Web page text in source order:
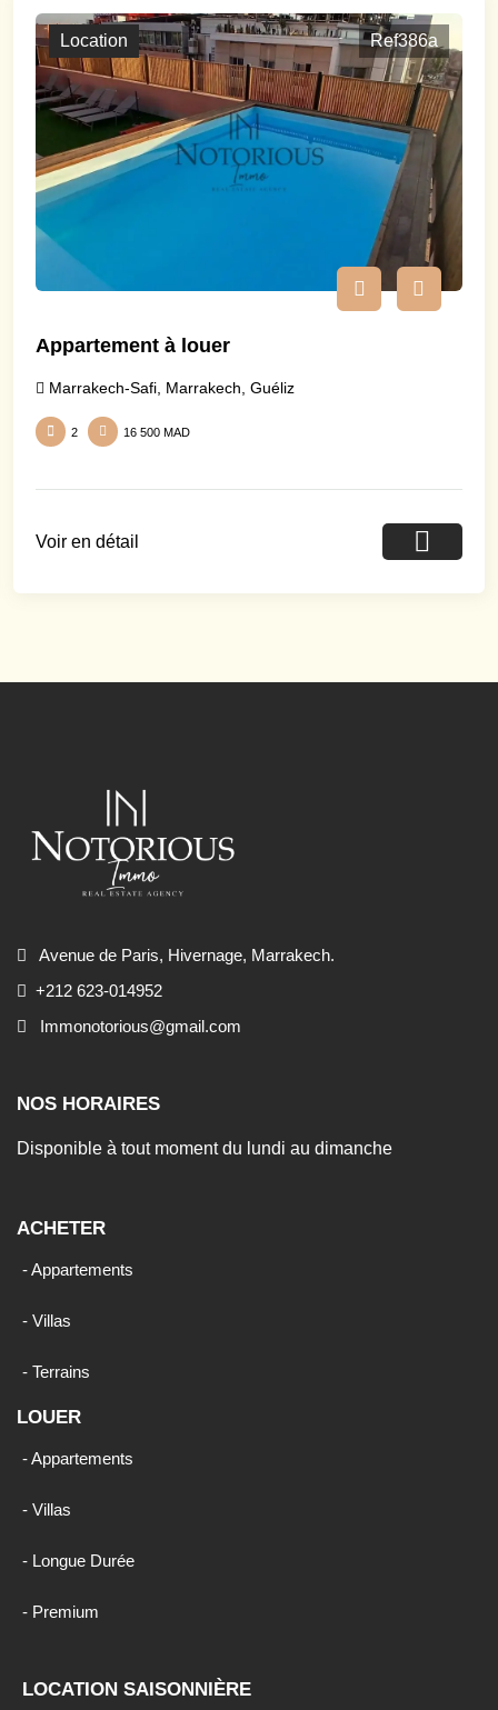
Location Ref386a
Appartement à louer
Marrakech-Safi, Marrakech, Guéliz
2 16 500 MAD
Voir en détail
Avenue de Paris, Hivernage, Marrakech.
+212 623-014952
Immonotorious@gmail.com
NOS HORAIRES
Disponible à tout moment du lundi au dimanche
ACHETER
- Appartements
- Villas
- Terrains
LOUER
- Appartements
- Villas
- Longue Durée
- Premium
LOCATION SAISONNIÈRE